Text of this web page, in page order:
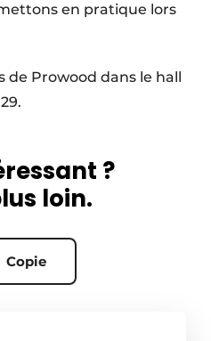
en pratique lors
de Prowood dans le hall
?
loin.
Copie